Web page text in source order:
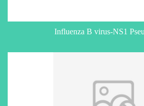
Influenza B virus-NS1